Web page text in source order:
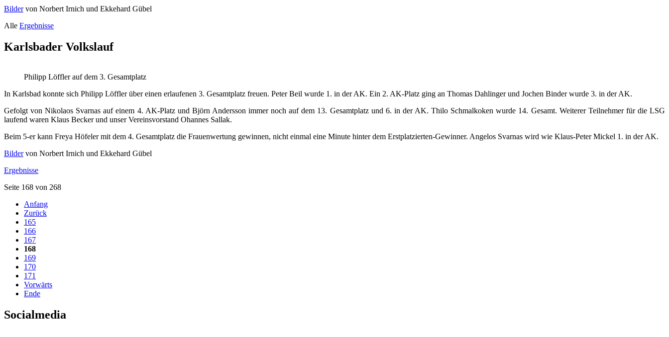
Bildervon Norbert Irnich und Ekkehard Gübel
Alle Ergebnisse
Karlsbader Volkslauf
Philipp Löffler auf dem 3. Gesamtplatz
In Karlsbad konnte sich Philipp Löffler über einen erlaufenen 3. Gesamtplatz freuen. Peter Beil wurde 1. in der AK. Ein 2. AK-Platz ging an Thomas Dahlinger und Jochen Binder wurde 3. in der AK.
Gefolgt von Nikolaos Svarnas auf einem 4. AK-Platz und Björn Andersson immer noch auf dem 13. Gesamtplatz und 6. in der AK. Thilo Schmalkoken wurde 14. Gesamt. Weiterer Teilnehmer für die LSG
laufend waren Klaus Becker und unser Vereinsvorstand Ohannes Sallak.
Beim 5-er kann Freya Höfeler mit dem 4. Gesamtplatz die Frauenwertung gewinnen, nicht einmal eine Minute hinter dem Erstplatzierten-Gewinner. Angelos Svarnas wird wie Klaus-Peter Mickel 1. in der AK.
Bildervon Norbert Irnich und Ekkehard Gübel
Ergebnisse
Seite 168 von 268
Anfang
Zurück
165
166
167
168
169
170
171
Vorwärts
Ende
Socialmedia